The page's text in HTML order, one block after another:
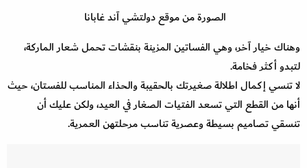
الصورة من موقع دولتشي آند غابانا
وهناك خيار آخر، وهي الفساتين المزينة بنقشات تحمل شعار الماركة،
لتبدو أكثر فخامة.
لا تنسي إكمال اطلالة صغيرتك بالحقيبة والحذاء المناسب للفستان، حيث
أنها من القطع التي تسعد الفتيات الصغار في العيد، ولكن عليك أن
تنسقي تصاميم بسيطة وعصرية تناسب مرحلتهن العمرية.